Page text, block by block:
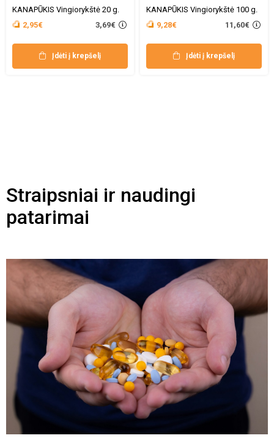
KANAPŪKIS Vingiorykštė 20 g.
2,95€
3,69€
Įdėti į krepšelį
KANAPŪKIS Vingiorykštė 100 g.
9,28€
11,60€
Įdėti į krepšelį
Straipsniai ir naudingi
patarimai